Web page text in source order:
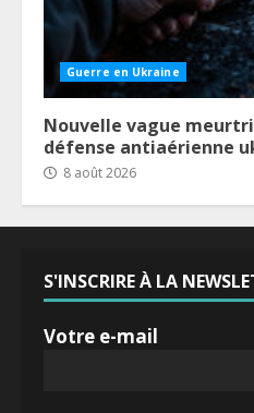
Guerre en Ukraine
Nouvelle vague
défense antiaérienne
8 août 2026
S'INSCRIRE À LA
Votre e-mail